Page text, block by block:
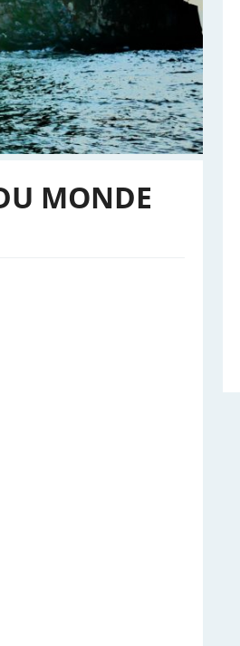
MONDE